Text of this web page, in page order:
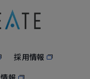
採用情報